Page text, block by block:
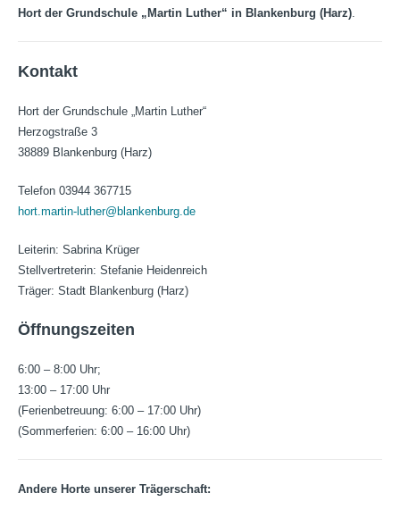
Hort der Grundschule „Martin Luther“ in Blankenburg (Harz).
Kontakt
Hort der Grundschule „Martin Luther“
Herzogstraße 3
38889 Blankenburg (Harz)
Telefon 03944 367715
hort.martin-luther@blankenburg.de
Leiterin: Sabrina Krüger
Stellvertreterin: Stefanie Heidenreich
Träger: Stadt Blankenburg (Harz)
Öffnungszeiten
6:00 – 8:00 Uhr;
13:00 – 17:00 Uhr
(Ferienbetreuung: 6:00 – 17:00 Uhr)
(Sommerferien: 6:00 – 16:00 Uhr)
Andere Horte unserer Trägerschaft: